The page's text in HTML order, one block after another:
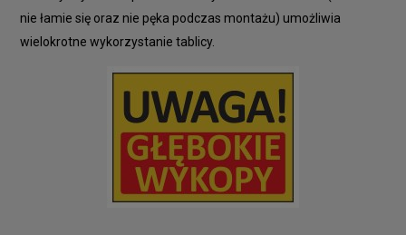
nie łamie się oraz nie pęka podczas montażu) umożliwia
wielokrotne wykorzystanie tablicy.